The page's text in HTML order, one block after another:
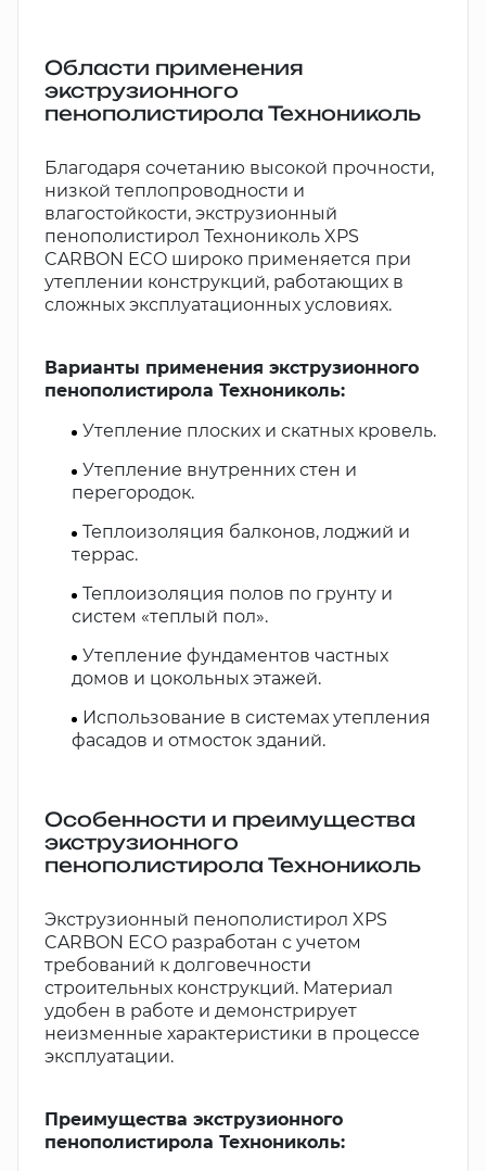
Области применения
экструзионного
пенополистирола Технониколь
Благодаря сочетанию высокой прочности,
низкой теплопроводности и
влагостойкости, экструзионный
пенополистирол Технониколь XPS
CARBON ECO широко применяется при
утеплении конструкций, работающих в
сложных эксплуатационных условиях.
Варианты применения экструзионного
пенополистирола Технониколь:
Утепление плоских и скатных кровель.
Утепление внутренних стен и
перегородок.
Теплоизоляция балконов, лоджий и
террас.
Теплоизоляция полов по грунту и
систем «теплый пол».
Утепление фундаментов частных
домов и цокольных этажей.
Использование в системах утепления
фасадов и отмосток зданий.
Особенности и преимущества
экструзионного
пенополистирола Технониколь
Экструзионный пенополистирол XPS
CARBON ECO разработан с учетом
требований к долговечности
строительных конструкций. Материал
удобен в работе и демонстрирует
неизменные характеристики в процессе
эксплуатации.
Преимущества экструзионного
пенополистирола Технониколь: